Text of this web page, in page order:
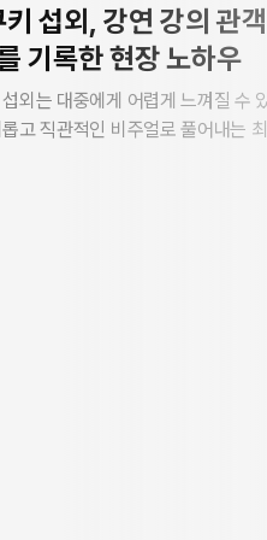
섭외, 강연 강의 관
기록한 현장 노하우
외는 대중에게 어렵게 느껴질 수
고 직관적인 비주얼로 풀어내는 최